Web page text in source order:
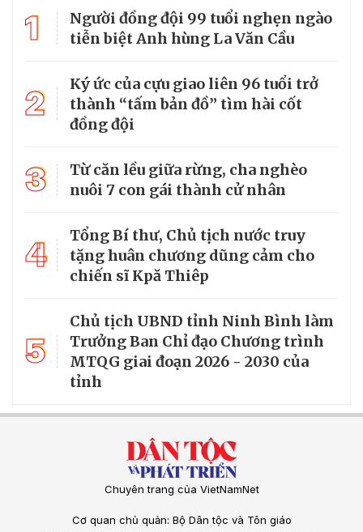
1
Người đồng đội 99 tuổi nghẹn ngào
tiễn biệt Anh hùng La Văn Cầu
2
Ký ức của cựu giao liên 96 tuổi trở
thành “tấm bản đồ” tìm hài cốt
đồng đội
3
Từ căn lều giữa rừng, cha nghèo
nuôi 7 con gái thành cử nhân
4
Tổng Bí thư, Chủ tịch nước truy
tặng huân chương dũng cảm cho
chiến sĩ Kpă Thiêp
5
Chủ tịch UBND tỉnh Ninh Bình làm
Trưởng Ban Chỉ đạo Chương trình
MTQG giai đoạn 2026 - 2030 của
tỉnh
Chuyên trang của VietNamNet
Cơ quan chủ quản: Bộ Dân tộc và Tôn giáo